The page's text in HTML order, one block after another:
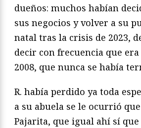
dueños: muchos habían
sus negocios y volver a su
natal tras la crisis de 2023,
decir con frecuencia que
2008, que nunca se había
R. había perdido ya toda
a su abuela se le ocurrió
Pajarita, que igual ahí sí